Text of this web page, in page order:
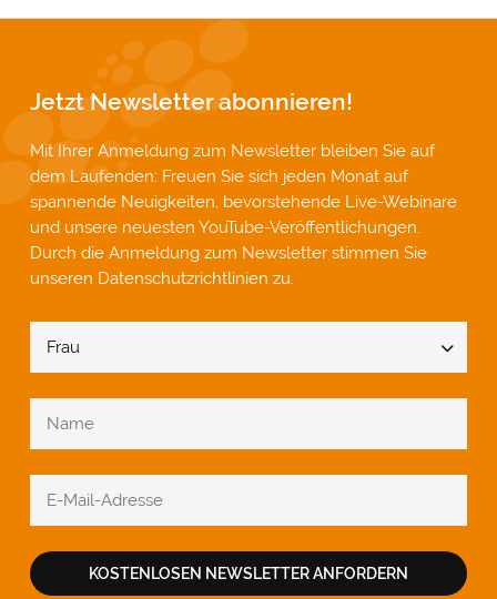
Jetzt Newsletter abonnieren!
Mit Ihrer Anmeldung zum Newsletter bleiben Sie auf
dem Laufenden: Freuen Sie sich jeden Monat auf
spannende Neuigkeiten, bevorstehende Live-Webinare
und unsere neuesten YouTube-Veröffentlichungen.
Durch die Anmeldung zum Newsletter stimmen Sie
unseren Datenschutzrichtlinien zu.
KOSTENLOSEN NEWSLETTER ANFORDERN